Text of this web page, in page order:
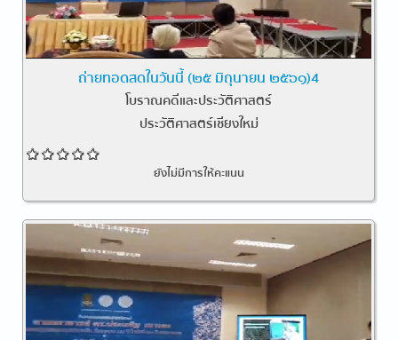
ถ่ายทอดสดในวันนี้ (๒๕ มิถุนายน ๒๕๖๑)4
โบราณคดีและประวัติศาสตร์
ประวัติศาสตร์เชียงใหม่
ยังไม่มีการให้คะแนน